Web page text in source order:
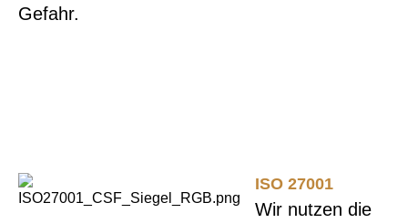
Gefahr.
ISO 27001
Wir nutzen die